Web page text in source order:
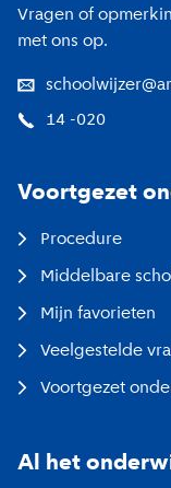
Vragen of
met ons op.
14 -020
Voortgezet
Procedure
Middelbare
Mijn favorieten
Veelgestelde
Voortgezet
Al het